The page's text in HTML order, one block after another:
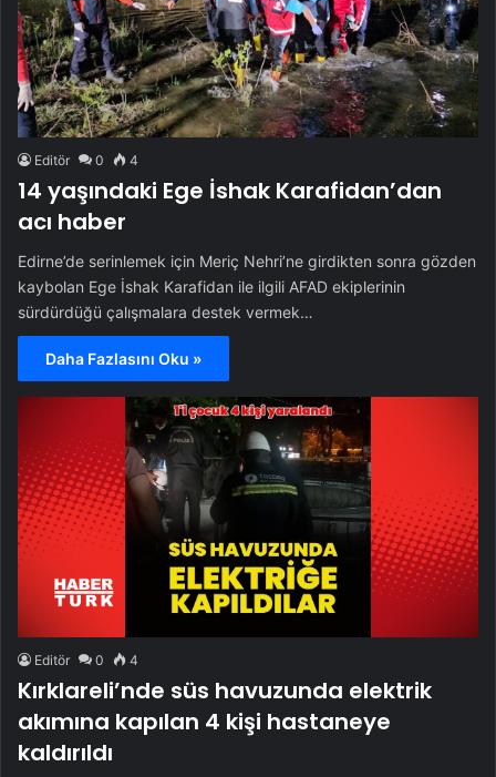
Editör 0 4
14 yaşındaki Ege İshak Karafidan’dan
acı haber
Edirne’de serinlemek için Meriç Nehri’ne girdikten sonra gözden
kaybolan Ege İshak Karafidan ile ilgili AFAD ekiplerinin
sürdürdüğü çalışmalara destek vermek…
Daha Fazlasını Oku »
Editör 0 4
Kırklareli’nde süs havuzunda elektrik
akımına kapılan 4 kişi hastaneye
kaldırıldı